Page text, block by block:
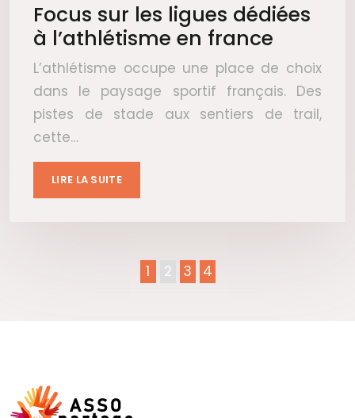
Focus sur les ligues dédiées
à l’athlétisme en france
L’athlétisme occupe une place de choix
dans le paysage sportif français. Des
pistes de stade aux sentiers de trail,
cette…
LIRE LA SUITE
1 2 3 4